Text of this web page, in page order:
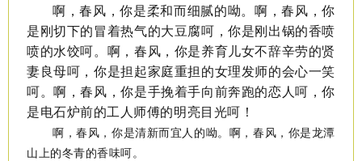
啊，春风，你是柔和而细腻的呦。啊，春风，你
是刚切下的冒着热气的大豆腐呵，你是刚出锅的香喷
喷的水饺呵。啊，春风，你是养育儿女不辞辛劳的贤
妻良母呵，你是担起家庭重担的女理发师的会心一笑
呵。啊，春风，你是手挽着手向前奔跑的恋人呵，你
是电石炉前的工人师傅的明亮目光呵！
啊，春风，你是清新而宜人的呦。啊，春风，你是龙潭
山上的冬青的香味呵。